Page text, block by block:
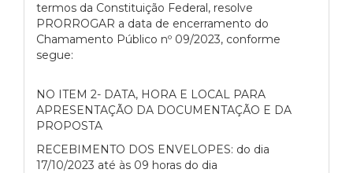
termos da Constituição Federal, resolve
PRORROGAR a data de encerramento do
Chamamento Público nº 09/2023, conforme
segue:
NO ITEM 2- DATA, HORA E LOCAL PARA
APRESENTAÇÃO DA DOCUMENTAÇÃO E DA
PROPOSTA
RECEBIMENTO DOS ENVELOPES: do dia
17/10/2023 até às 09 horas do dia